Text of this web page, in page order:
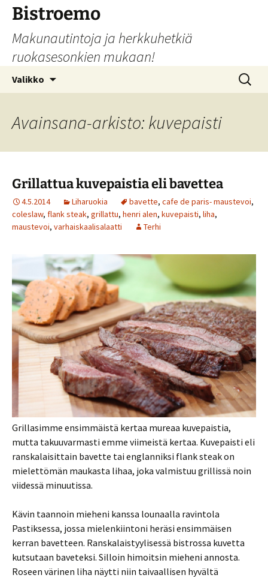
Siirry
sisältöön
Bistroemo
Makunautintoja ja herkkuhetkiä
ruokasesonkien mukaan!
Valikko Haku:
Avainsana-arkisto: kuvepaisti
Grillattua kuvepaistia eli bavettea
4.5.2014 Liharuokia bavette, cafe de paris- maustevoi,
coleslaw, flank steak, grillattu, henri alen, kuvepaisti, liha,
maustevoi, varhaiskaalisalaatti Terhi
Grillasimme ensimmäistä kertaa mureaa kuvepaistia,
mutta takuuvarmasti emme viimeistä kertaa. Kuvepaisti eli
ranskalaisittain bavette tai englanniksi flank steak on
mielettömän maukasta lihaa, joka valmistuu grillissä noin
viidessä minuutissa.
Kävin taannoin mieheni kanssa lounaalla ravintola
Pastiksessa, jossa mielenkiintoni heräsi ensimmäisen
kerran bavetteen. Ranskalaistyylisessä bistrossa kuvetta
kutsutaan baveteksi. Silloin himoitsin mieheni annosta.
Roseen värinen liha näytti niin taivaallisen hyvältä